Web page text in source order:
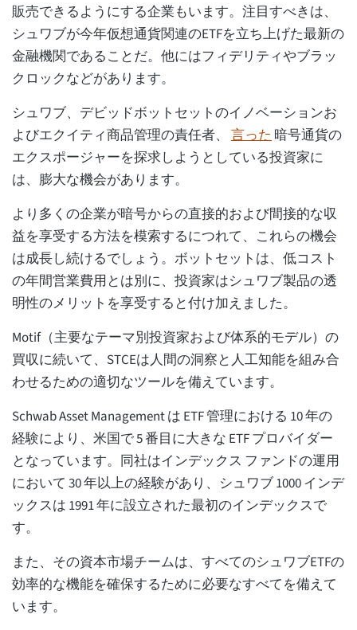
販売できるようにする企業もいます。注目すべきは、
シュワブが今年仮想通貨関連のETFを立ち上げた最新の
金融機関であることだ。他にはフィデリティやブラッ
クロックなどがあります。
シュワブ、デビッドボットセットのイノベーションお
よびエクイティ商品管理の責任者、 言った 暗号通貨の
エクスポージャーを探求しようとしている投資家に
は、膨大な機会があります。
より多くの企業が暗号からの直接的および間接的な収
益を享受する方法を模索するにつれて、これらの機会
は成長し続けるでしょう。ボットセットは、低コスト
の年間営業費用とは別に、投資家はシュワブ製品の透
明性のメリットを享受すると付け加えました。
Motif（主要なテーマ別投資家および体系的モデル）の
買収に続いて、STCEは人間の洞察と人工知能を組み合
わせるための適切なツールを備えています。
Schwab Asset Management は ETF 管理における 10 年の
経験により、米国で 5 番目に大きな ETF プロバイダー
となっています。同社はインデックス ファンドの運用
において 30 年以上の経験があり、シュワブ 1000 インデ
ックスは 1991 年に設立された最初のインデックスで
す。
また、その資本市場チームは、すべてのシュワブETFの
効率的な機能を確保するために必要なすべてを備えて
います。